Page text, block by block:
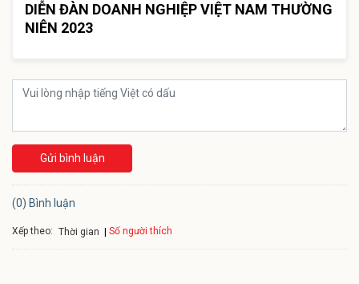
DIỄN ĐÀN DOANH NGHIỆP VIỆT NAM THƯỜNG
NIÊN 2023
Gửi bình luận
(0) Bình luận
Xếp theo: Thời gian Số người thích